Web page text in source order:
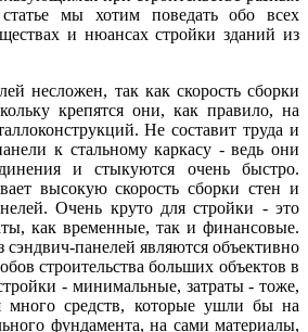
мы хотим поведать обо всех
и нюансах стройки зданий из
несложен, так как скорость сборки
крепятся они, как правило, на
Не составит труда и
к стальному каркасу - ведь они
и стыкуются очень быстро.
высокую скорость сборки стен и
Очень круто для стройки - это
как временные, так и финансовые.
сэндвич-панелей являются объективно
строительства больших объектов в
- минимальные, затраты - тоже,
много средств, которые ушли бы на
фундамента, на сами материалы,